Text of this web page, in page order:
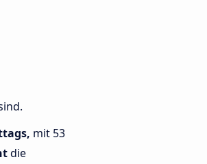
mit 53
die